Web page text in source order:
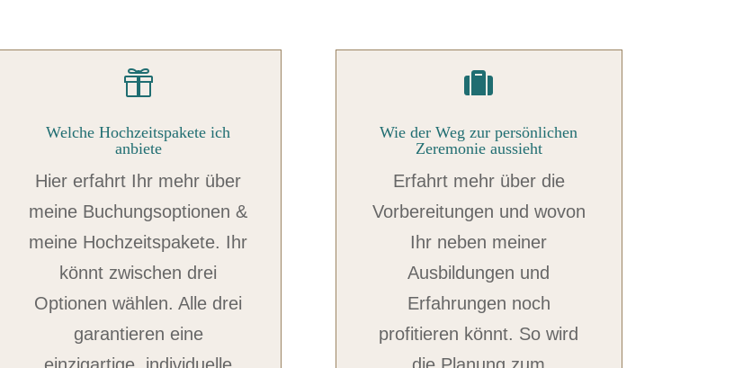

Welche Hochzeitspakete ich
anbiete
Hier erfahrt Ihr mehr über
meine Buchungsoptionen &
meine Hochzeitspakete. Ihr
könnt zwischen drei
Optionen wählen. Alle drei
garantieren eine

Wie der Weg zur persönlichen
Zeremonie aussieht
Erfahrt mehr über die
Vorbereitungen und wovon
Ihr neben meiner
Ausbildungen und
Erfahrungen noch
profitieren könnt. So wird